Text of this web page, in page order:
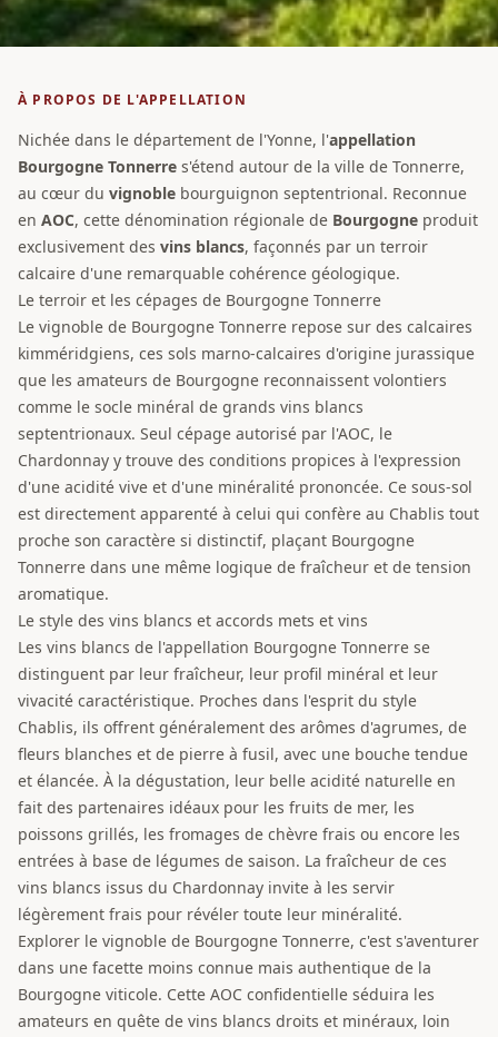
À PROPOS DE L'APPELLATION
Nichée dans le département de l'Yonne, l'appellation
Bourgogne Tonnerre s'étend autour de la ville de Tonnerre,
au cœur du vignoble bourguignon septentrional. Reconnue
en AOC, cette dénomination régionale de Bourgogne produit
exclusivement des vins blancs, façonnés par un terroir
calcaire d'une remarquable cohérence géologique.
Le terroir et les cépages de Bourgogne Tonnerre
Le vignoble de Bourgogne Tonnerre repose sur des calcaires
kimméridgiens, ces sols marno-calcaires d'origine jurassique
que les amateurs de Bourgogne reconnaissent volontiers
comme le socle minéral de grands vins blancs
septentrionaux. Seul cépage autorisé par l'AOC, le
Chardonnay y trouve des conditions propices à l'expression
d'une acidité vive et d'une minéralité prononcée. Ce sous-sol
est directement apparenté à celui qui confère au Chablis tout
proche son caractère si distinctif, plaçant Bourgogne
Tonnerre dans une même logique de fraîcheur et de tension
aromatique.
Le style des vins blancs et accords mets et vins
Les vins blancs de l'appellation Bourgogne Tonnerre se
distinguent par leur fraîcheur, leur profil minéral et leur
vivacité caractéristique. Proches dans l'esprit du style
Chablis, ils offrent généralement des arômes d'agrumes, de
fleurs blanches et de pierre à fusil, avec une bouche tendue
et élancée. À la dégustation, leur belle acidité naturelle en
fait des partenaires idéaux pour les fruits de mer, les
poissons grillés, les fromages de chèvre frais ou encore les
entrées à base de légumes de saison. La fraîcheur de ces
vins blancs issus du Chardonnay invite à les servir
légèrement frais pour révéler toute leur minéralité.
Explorer le vignoble de Bourgogne Tonnerre, c'est s'aventurer
dans une facette moins connue mais authentique de la
Bourgogne viticole. Cette AOC confidentielle séduira les
amateurs en quête de vins blancs droits et minéraux, loin